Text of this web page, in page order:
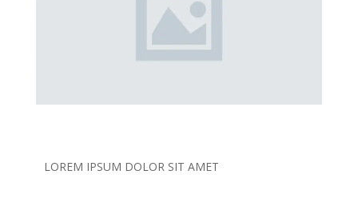
LOREM IPSUM DOLOR SIT AMET